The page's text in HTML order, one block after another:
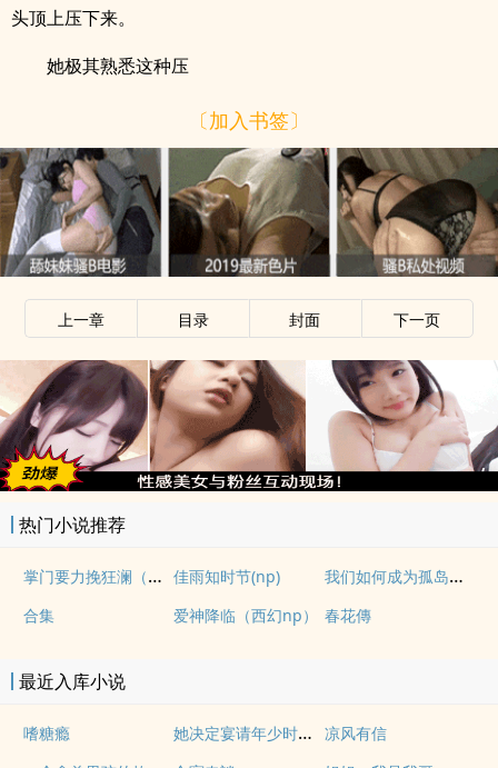
头顶上压下来。
她极其熟悉这种压
〔加入书签〕
上一章 目录 封面 下一页
热门小说推荐
掌门要力挽狂澜（重生NPH) 佳雨知时节(np) 我们如何成为孤岛（异国，NPH）
合集 爱神降临（西幻np） 春花傳
最近入库小说
嗜糖瘾 她决定宴请年少时的自己（1v1H） 凉风有信